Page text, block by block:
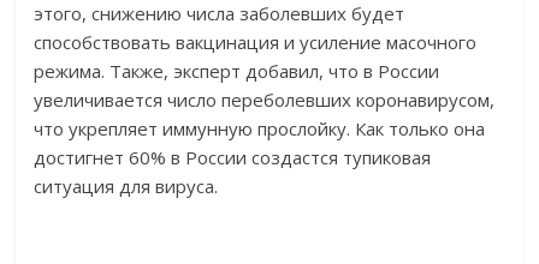
этого, снижению числа заболевших будет
способствовать вакцинация и усиление масочного
режима. Также, эксперт добавил, что в России
увеличивается число переболевших коронавирусом,
что укрепляет иммунную прослойку. Как только она
достигнет 60% в России создастся тупиковая
ситуация для вируса.